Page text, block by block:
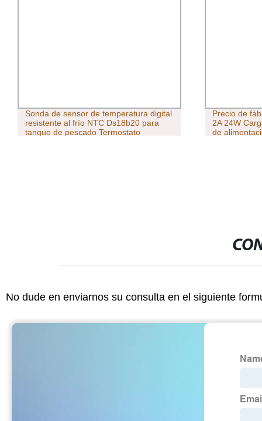
Sonda de sensor de temperatura digital
resistente al frío NTC Ds18b20 para
tanque de pescado Termostato
Precio de
2A 24W
de
No dude en enviarnos su consulta en el siguiente